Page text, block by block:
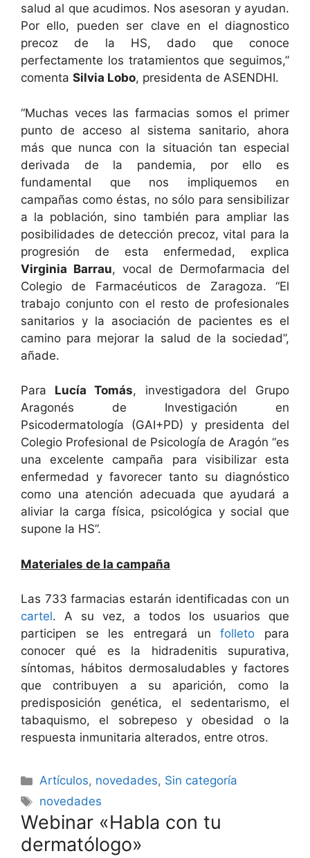
salud al que acudimos. Nos asesoran y ayudan.
Por ello, pueden ser clave en el diagnostico
precoz de la HS, dado que conoce
perfectamente los tratamientos que seguimos,”
comenta Silvia Lobo, presidenta de ASENDHI.
“Muchas veces las farmacias somos el primer
punto de acceso al sistema sanitario, ahora
más que nunca con la situación tan especial
derivada de la pandemia, por ello es
fundamental que nos impliquemos en
campañas como éstas, no sólo para sensibilizar
a la población, sino también para ampliar las
posibilidades de detección precoz, vital para la
progresión de esta enfermedad, explica
Virginia Barrau, vocal de Dermofarmacia del
Colegio de Farmacéuticos de Zaragoza. “El
trabajo conjunto con el resto de profesionales
sanitarios y la asociación de pacientes es el
camino para mejorar la salud de la sociedad”,
añade.
Para Lucía Tomás, investigadora del Grupo
Aragonés de Investigación en
Psicodermatología (GAI+PD) y presidenta del
Colegio Profesional de Psicología de Aragón “es
una excelente campaña para visibilizar esta
enfermedad y favorecer tanto su diagnóstico
como una atención adecuada que ayudará a
aliviar la carga física, psicológica y social que
supone la HS”.
Materiales de la campaña
Las 733 farmacias estarán identificadas con un
cartel. A su vez, a todos los usuarios que
participen se les entregará unfolleto para
conocer qué es la hidradenitis supurativa,
síntomas, hábitos dermosaludables y factores
que contribuyen a su aparición, como la
predisposición genética, el sedentarismo, el
tabaquismo, el sobrepeso y obesidad o la
respuesta inmunitaria alterados, entre otros.
Categorías
Artículos, novedades, Sin categoría
Etiquetas
novedades
Webinar «Habla con tu
dermatólogo»